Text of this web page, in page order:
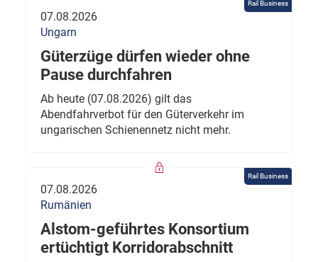
Rail Business
07.08.2026
Ungarn
Güterzüge dürfen wieder ohne
Pause durchfahren
Ab heute (07.08.2026) gilt das
Abendfahrverbot für den Güterverkehr im
ungarischen Schienennetz nicht mehr.
Rail Business
07.08.2026
Rumänien
Alstom-geführtes Konsortium
ertüchtigt Korridorabschnitt